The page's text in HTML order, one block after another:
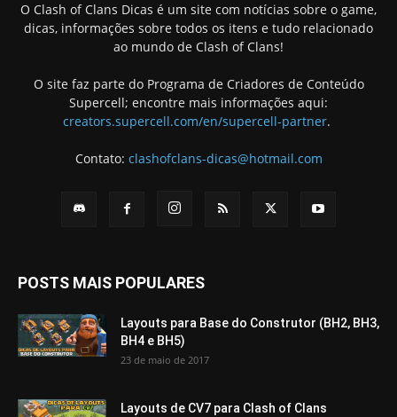
O Clash of Clans Dicas é um site com notícias sobre o game,
dicas, informações sobre todos os itens e tudo relacionado
ao mundo de Clash of Clans!
O site faz parte do Programa de Criadores de Conteúdo
Supercell; encontre mais informações aqui:
creators.supercell.com/en/supercell-partner.
Contato: clashofclans-dicas@hotmail.com
POSTS MAIS POPULARES
Layouts para Base do Construtor (BH2, BH3,
BH4 e BH5)
23 de maio de 2017
Layouts de CV7 para Clash of Clans